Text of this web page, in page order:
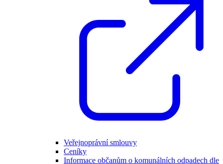
Veřejnoprávní smlouvy
Ceníky
Informace občanům o komunálních odpadech dle